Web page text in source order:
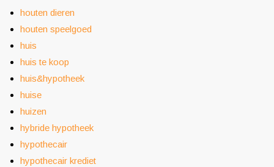
houten dieren
houten speelgoed
huis
huis te koop
huis&hypotheek
huise
huizen
hybride hypotheek
hypothecair
hypothecair krediet